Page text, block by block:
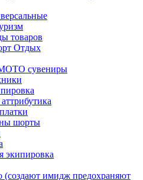
товаров
Отдых
сувениры
шорты
(создают имидж предохраняют